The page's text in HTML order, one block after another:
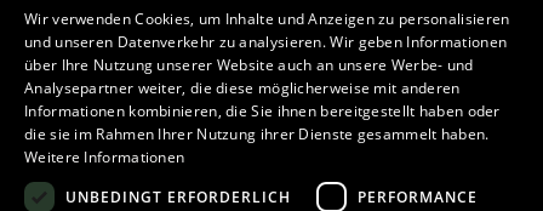
Impressum
Wir verwenden Cookies, um Inhalte und Anzeigen zu personalisieren
und unseren Datenverkehr zu analysieren. Wir geben Informationen
über Ihre Nutzung unserer Website auch an unsere Werbe- und
Analysepartner weiter, die diese möglicherweise mit anderen
Informationen kombinieren, die Sie ihnen bereitgestellt haben oder
die sie im Rahmen Ihrer Nutzung ihrer Dienste gesammelt haben.
Weitere Informationen
UNBEDINGT ERFORDERLICH
PERFORMANCE